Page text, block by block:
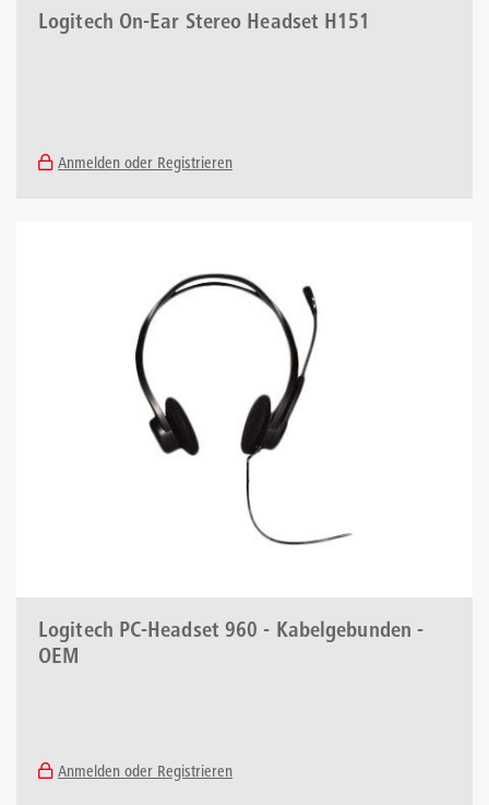
Logitech On-Ear Stereo Headset H151
Anmelden oder Registrieren
Logitech PC-Headset 960 - Kabelgebunden -
OEM
Anmelden oder Registrieren